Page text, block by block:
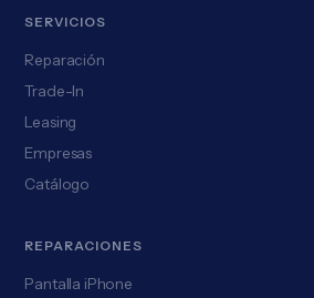
SERVICIOS
Reparación
Trade-In
Leasing
Empresas
Catálogo
REPARACIONES
Pantalla iPhone